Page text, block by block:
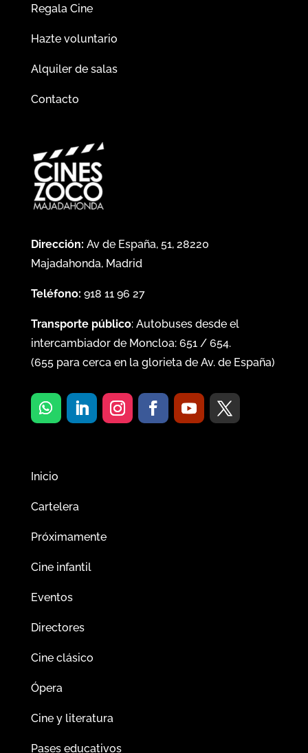
Regala Cine
Hazte voluntario
Alquiler de salas
Contacto
Dirección: Av de España, 51, 28220
Majadahonda, Madrid
Teléfono: 918 11 96 27
Transporte público: Autobuses desde el
intercambiador de Moncloa: 651/ 654.
(655para cerca en la glorieta de Av. de España)
Inicio
Cartelera
Próximamente
Cine infantil
Eventos
Directores
Cine clásico
Ópera
Cine y literatura
Pases educativos